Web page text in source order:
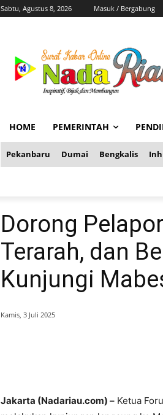
Sabtu, Agustus 8, 2026 Masuk / Bergabung
HOME PEMERINTAH
Pekanbaru Dumai Bengkalis
Dorong
Terarah, dan
Kunjungi
Kamis, 3 Juli 2025
Jakarta (Nadariau.com) – Ketua